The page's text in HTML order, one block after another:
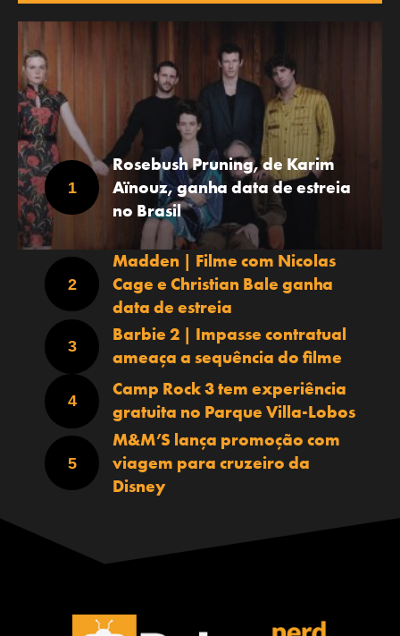
Rosebush Pruning, de Karim
Aïnouz, ganha data de estreia
no Brasil
Madden | Filme com Nicolas
Cage e Christian Bale ganha
data de estreia
Barbie 2 | Impasse contratual
ameaça a sequência do filme
Camp Rock 3 tem experiência
gratuita no Parque Villa-Lobos
M&M’S lança promoção com
viagem para cruzeiro da
Disney